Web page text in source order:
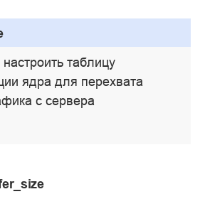
таблицу
ядра для перехвата
с серверa